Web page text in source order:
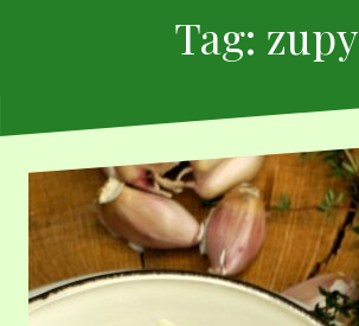
Tag: zupy